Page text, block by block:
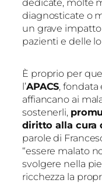
dedicate, molte
diagnosticate o
un grave
pazienti e delle
È proprio per
l’APACS, fondata
affiancano ai
sostenerli,
diritto alla cura
parole di
“essere malato
svolgere nella
ricchezza la